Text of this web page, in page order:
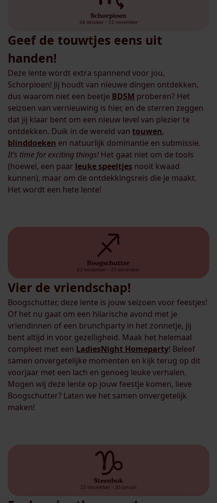
Geef de touwtjes eens uit
handen!
Deze lente wordt extra spannend voor jou,
Schorpioen! Jij houdt van nieuwe dingen ontdekken,
dus waarom niet een beetje BDSM proberen? Het
seizoen van vernieuwing is hier, en de sterren zeggen
dat jij klaar bent om een nieuw level van plezier te
ontdekken. Duik in de wereld van touwen,
blinddoeken en natuurlijk dominantie en submissie.
It’s time for exciting things! Het gaat niet om de tools
(hoewel, een paar leuke speeltjes nooit kwaad
kunnen), maar om de ontdekkingsreis die je maakt.
Het wordt een hete lente!
Vier de vriendschap!
Boogschutter, deze lente is jouw seizoen voor feestjes!
Of het nu gaat om een hilarische avond met je
vriendinnen of een brunchparty in het zonnetje, jij
bent altijd in voor gezelligheid. Maak het helemaal
compleet met een LadiesNight Homeparty! Beleef
samen onvergetelijke momenten en kijk terug op dit
voorjaar met een lach en genoeg leuke verhalen.
Mogen wij deze lente op jouw feestje komen, lieve
Boogschutter? Laten we het samen onvergetelijk
maken!